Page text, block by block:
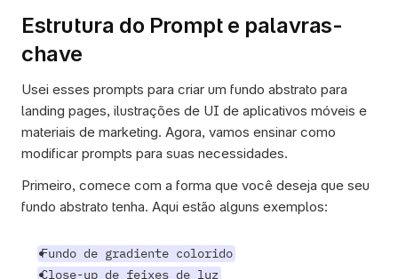
Estrutura do Prompt e palavras-
chave
Usei esses prompts para criar um fundo abstrato para
landing pages, ilustrações de UI de aplicativos móveis e
materiais de marketing. Agora, vamos ensinar como
modificar prompts para suas necessidades.
Primeiro, comece com a forma que você deseja que seu
fundo abstrato tenha. Aqui estão alguns exemplos:
Fundo de gradiente colorido
Close-up de feixes de luz